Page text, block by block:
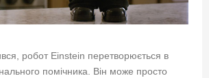
робот Einstein перетворюється в
помічника. Він може просто